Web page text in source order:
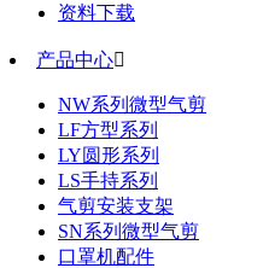
资料下载
产品中心
NW系列微型气剪
LF方型系列
LY圆形系列
LS手持系列
气剪安装支架
SN系列微型气剪
口罩机配件